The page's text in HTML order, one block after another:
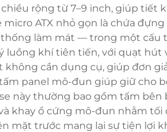
rộng từ 7–9 inch, giúp tiết
ATX nhỏ gọn là chứa
làm mát — trong một cấu
luồng khí tiên tiến, với quạt hút
cần dụng cụ, giúp đơn
panel mô-đun giúp giữ cho
này thường bao gồm tấm
khay ổ cứng mô-đun nhằm tối
mặt trước mang lại sự tiện lợi